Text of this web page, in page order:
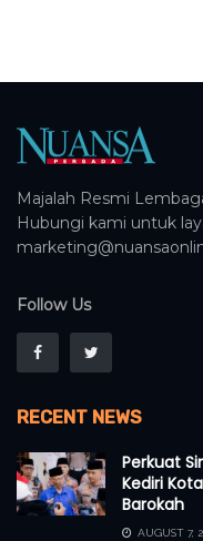
Majalah Resmi
Hubungi kami untuk
Follow Us
RECENT NEWS
Perkuat
Kediri
Barokah
AUGUST 7,